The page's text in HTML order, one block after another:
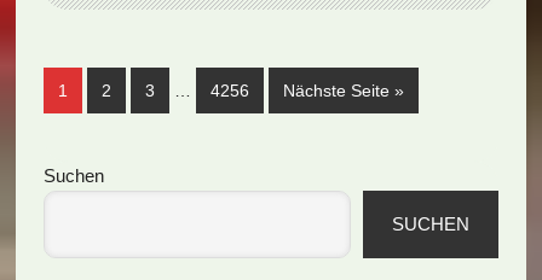
Seite
1 Seite
2 Seite
3 Seite
4256 Nächste Seite aufrufen
»
Seitenspalte
Suchen
SUCHEN